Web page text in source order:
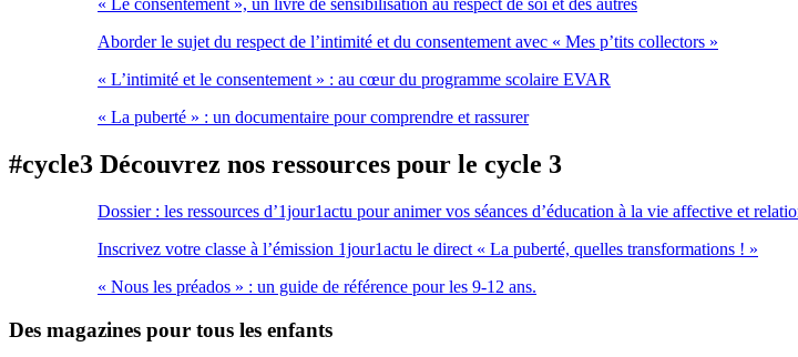
« Le consentement », un livre de sensibilisation au respect de soi et des autres
Aborder le sujet du respect de l’intimité et du consentement avec « Mes p’tits collectors »
« L’intimité et le consentement » : au cœur du programme scolaire EVAR
« La puberté » : un documentaire pour comprendre et rassurer
#cycle3 Découvrez nos ressources pour le cycle 3
Dossier : les ressources d’1jour1actu pour animer vos séances d’éducation à la vie affective et
Inscrivez votre classe à l’émission 1jour1actu le direct « La puberté, quelles transformations ! »
« Nous les préados » : un guide de référence pour les 9-12 ans.
Des magazines pour tous les enfants